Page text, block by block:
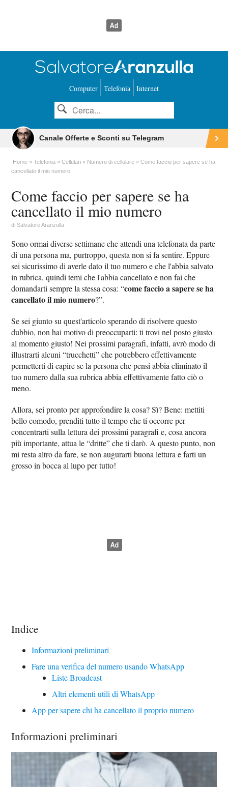
Computer Telefonia Internet
Canale Offerte e Sconti su Telegram
Home Telefonia Cellulari Numero di cellulare
Come faccio per sapere se ha
cancellato il mio numero
Come faccio per sapere se ha
cancellato il mio numero
diSalvatore Aranzulla
Sono ormai diverse settimane che attendi una telefonata da parte
di una persona ma, purtroppo, questa non si fa sentire. Eppure
sei sicurissimo di averle dato il tuo numero e che l'abbia salvato
in rubrica, quindi temi che l'abbia cancellato e non fai che
domandarti sempre la stessa cosa: “come faccio a sapere se ha
cancellato il mio numero?”.
Se sei giunto su quest'articolo sperando di risolvere questo
dubbio, non hai motivo di preoccuparti: ti trovi nel posto giusto
al momento giusto! Nei prossimi paragrafi, infatti, avrò modo di
illustrarti alcuni “trucchetti” che potrebbero effettivamente
permetterti di capire se la persona che pensi abbia eliminato il
tuo numero dalla sua rubrica abbia effettivamente fatto ciò o
meno.
Allora, sei pronto per approfondire la cosa? Sì? Bene: mettiti
bello comodo, prenditi tutto il tempo che ti occorre per
concentrarti sulla lettura dei prossimi paragrafi e, cosa ancora
più importante, attua le “dritte” che ti darò. A questo punto, non
mi resta altro da fare, se non augurarti buona lettura e farti un
grosso in bocca al lupo per tutto!
Indice
Informazioni preliminari
Fare una verifica del numero usando WhatsApp
Liste Broadcast
Altri elementi utili di WhatsApp
App per sapere chi ha cancellato il proprio numero
Informazioni preliminari